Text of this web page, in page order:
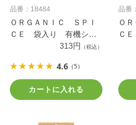
品番：18484
ＯＲＧＡＮＩＣ ＳＰＩ
ＣＥ 袋入り 有機シナ
モン（パウダー） １３
313円 （税込）
4.6 （5）
カートに入れる
品番
Ｏ
Ｃ
モ